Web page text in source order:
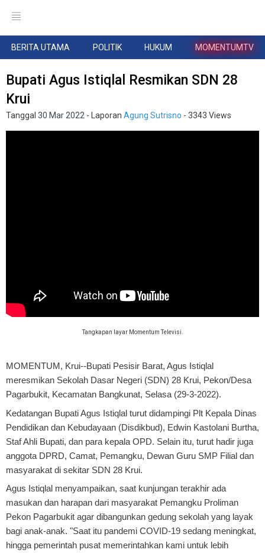
BERITA UTAMA POLITIK HUKUM MOMENTUMTV
Bupati Agus Istiqlal Resmikan SDN 28
Krui
Tanggal 30 Mar 2022 - Laporan Agung Sutrisno - 3343 Views
Tangkapan layar Momentum Televisi.
MOMENTUM, Krui--Bupati Pesisir Barat, Agus Istiqlal
meresmikan Sekolah Dasar Negeri (SDN) 28 Krui, Pekon/Desa
Pagarbukit, Kecamatan Bangkunat, Selasa (29-3-2022).
Kedatangan Bupati Agus Istiqlal turut didampingi Plt Kepala Dinas
Pendidikan dan Kebudayaan (Disdikbud), Edwin Kastolani Burtha,
Staf Ahli Bupati, dan para kepala OPD. Selain itu, turut hadir juga
anggota DPRD, Camat, Pemangku, Dewan Guru SMP Filial dan
masyarakat di sekitar SDN 28 Krui.
Agus Istiqlal menyampaikan, saat kunjungan terakhir ada
masukan dan harapan dari masyarakat Pemangku Proliman
Pekon Pagarbukit agar dibangunkan gedung sekolah yang layak
bagi anak-anak. "Saat itu pandemi COVID-19 sedang meningkat,
hingga pemerintah pusat memerintahkan kami untuk lebih